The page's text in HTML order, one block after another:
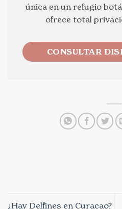
única en un refugio
ofrece total
CONSULTAR
¿Hay Delfines en Curacao?